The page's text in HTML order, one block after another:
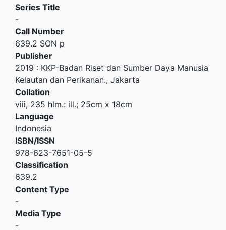
Series Title
-
Call Number
639.2 SON p
Publisher
2019 : KKP-Badan Riset dan Sumber Daya Manusia
Kelautan dan Perikanan., Jakarta
Collation
viii, 235 hlm.: ill.; 25cm x 18cm
Language
Indonesia
ISBN/ISSN
978-623-7651-05-5
Classification
639.2
Content Type
-
Media Type
-